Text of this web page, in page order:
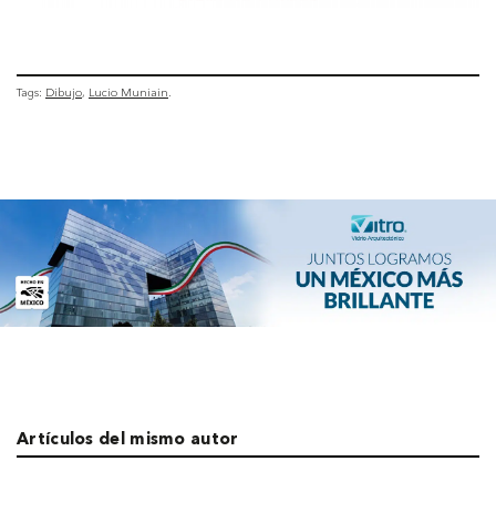
Tags: Dibujo Lucio Muniain
Artículos del mismo autor